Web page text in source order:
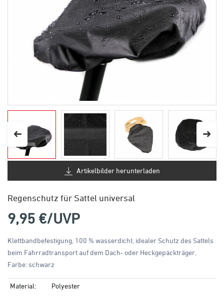
Artikelbilder herunterladen
Regenschutz für Sattel universal
9,95 €/UVP
Klettbandbefestigung, 100 % wasserdicht, idealer Schutz des Sattels
beim Fahrradtransport auf dem Dach- oder Heckgepäckträger,
Farbe: schwarz
Material: Polyester